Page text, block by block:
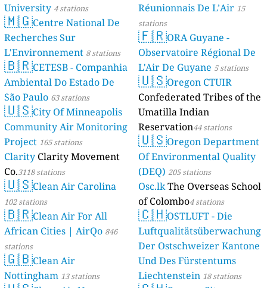
University 4 stations
🇲🇬Centre National De
Recherches Sur
L'Environnement 8 stations
🇧🇷CETESB - Companhia
Ambiental Do Estado De
São Paulo 63 stations
🇺🇸City Of Minneapolis
Community Air Monitoring
Project 165 stations
Clarity Clarity Movement
Co.3118 stations
🇺🇸Clean Air Carolina
102 stations
🇧🇷Clean Air For All
African Cities | AirQo 846
stations
🇬🇧Clean Air
Nottingham 13 stations
Réunionnais De L’Air 15
stations
🇫🇷ORA Guyane -
Observatoire Régional De
L'Air De Guyane 5 stations
🇺🇸Oregon CTUIR
Confederated Tribes of the
Umatilla Indian
Reservation44 stations
🇺🇸Oregon Department
Of Environmental Quality
(DEQ) 205 stations
Osc.lkThe Overseas School
of Colombo4 stations
🇨🇭OSTLUFT - Die
Luftqualitätsüberwachung
Der Ostschweizer Kantone
Und Des Fürstentums
Liechtenstein 18 stations